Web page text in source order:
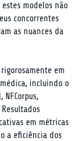
modelos não
concorrentes
as nuances da
em
incluindo o
NFCorpus,
Resultados
em métricas
a eficiência dos